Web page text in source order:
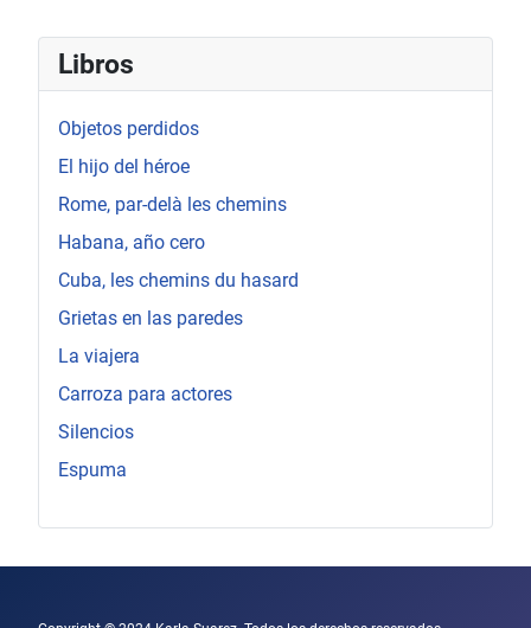
Libros
Objetos perdidos
El hijo del héroe
Rome, par-delà les chemins
Habana, año cero
Cuba, les chemins du hasard
Grietas en las paredes
La viajera
Carroza para actores
Silencios
Espuma